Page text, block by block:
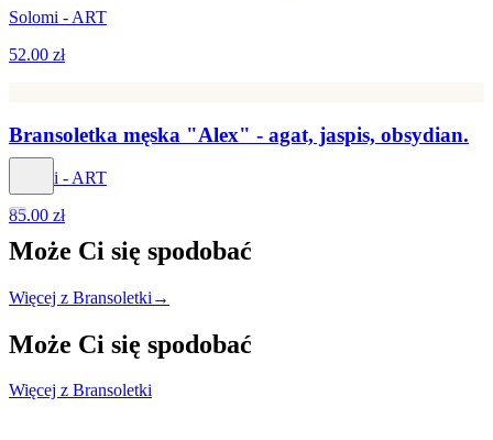
Solomi - ART
52.00 zł
Bransoletka męska "Alex" - agat, jaspis, obsydian.
Solomi - ART
85.00 zł
Może Ci się spodobać
Więcej z Bransoletki →
Może Ci się spodobać
Więcej z Bransoletki